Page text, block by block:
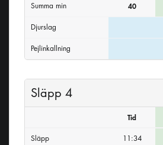
Summa min 40
Djurslag
Pejlinkallning
Släpp 4
Tid
Släpp 11:34